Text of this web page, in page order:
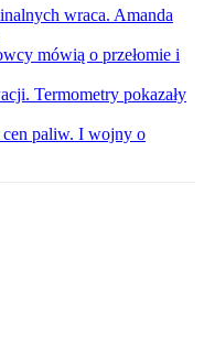
wraca. Amanda
mówią o przełomie i
Termometry pokazały
cen paliw. I wojny o